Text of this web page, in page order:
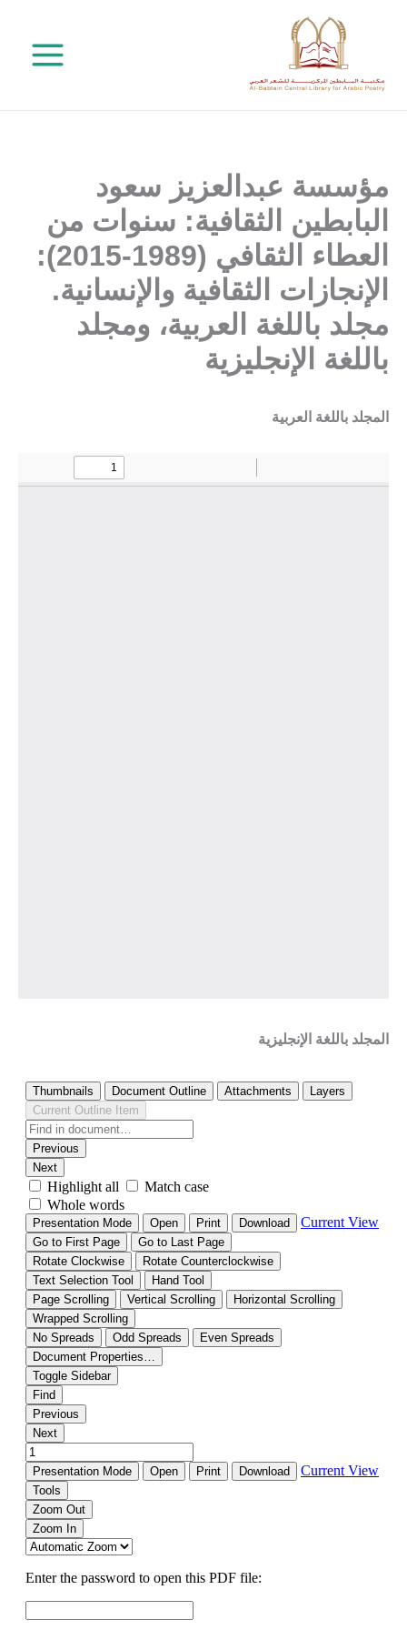
مؤسسة عبدالعزيز سعود
البابطين الثقافية: سنوات من
العطاء الثقافي (1989-2015):
الإنجازات الثقافية والإنسانية.
مجلد باللغة العربية، ومجلد
باللغة الإنجليزية
المجلد باللغة العربية
المجلد باللغة الإنجليزية